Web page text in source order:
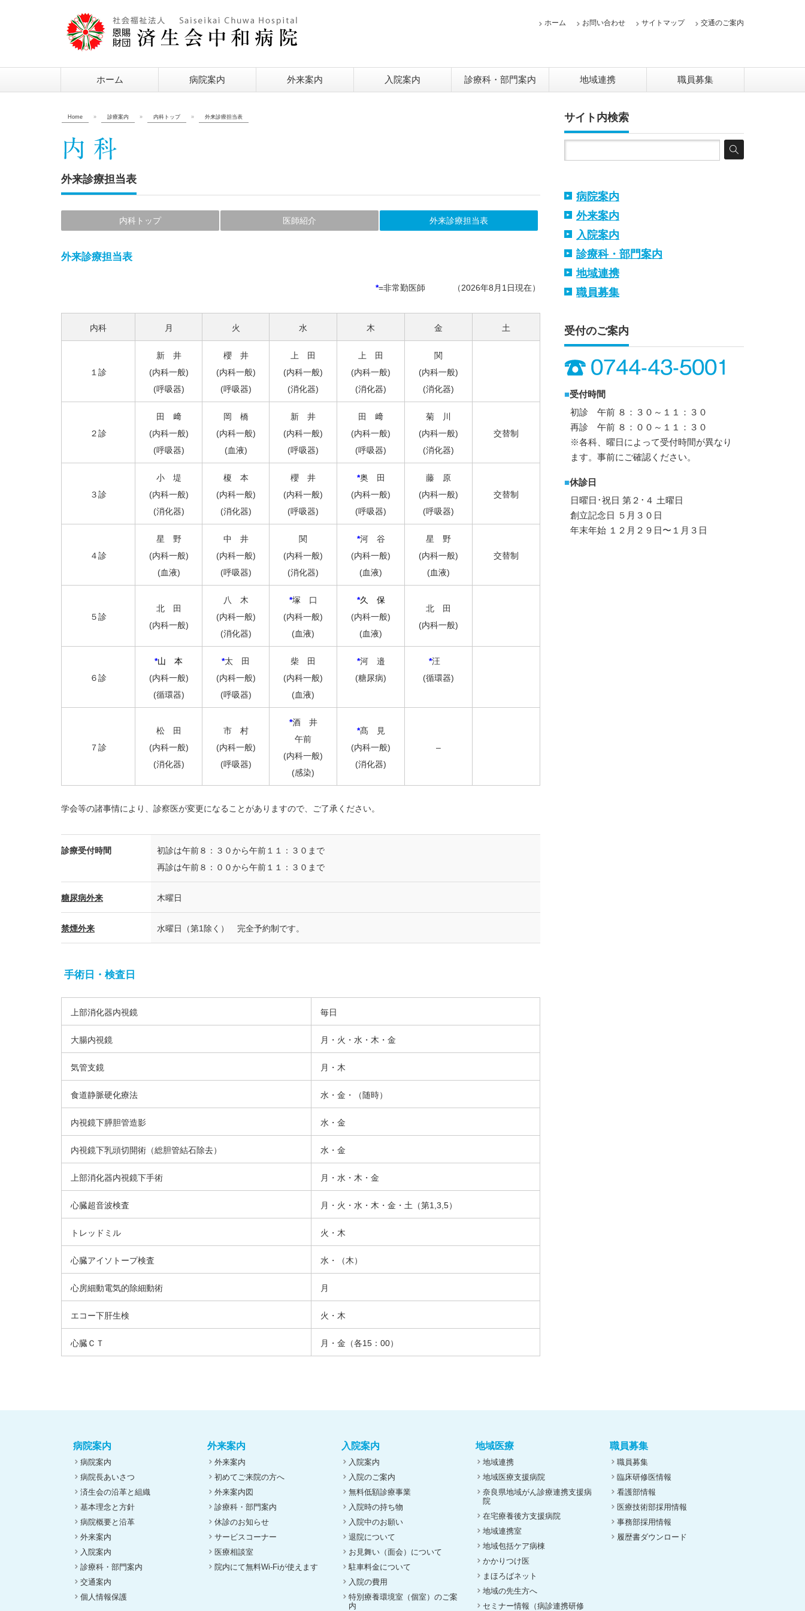
ホーム お問い合わせ サイトマップ 交通のご案内
ホーム 病院案内 外来案内 入院案内 診療科・部門案内 地域連携 職員募集
Home » 診療案内 » 内科トップ » 外来診療担当表
外来診療担当表
内科トップ 医師紹介 外来診療担当表
外来診療担当表
*=非常勤医師 （2026年8月1日現在）
内科 月 火 水 木 金 土
１診
新 井
(内科一般)
(呼吸器)
櫻 井
(内科一般)
(呼吸器)
上 田
(内科一般)
(消化器)
上 田
(内科一般)
(消化器)
関
(内科一般)
(消化器)
２診
田 﨑
(内科一般)
(呼吸器)
岡 橋
(内科一般)
(血液)
新 井
(内科一般)
(呼吸器)
田 﨑
(内科一般)
(呼吸器)
菊 川
(内科一般)
(消化器)
交替制
３診
小 堤
(内科一般)
(消化器)
榎 本
(内科一般)
(消化器)
櫻 井
(内科一般)
(呼吸器)
*奥 田
(内科一般)
(呼吸器)
藤 原
(内科一般)
(呼吸器)
交替制
４診
星 野
(内科一般)
(血液)
中 井
(内科一般)
(呼吸器)
関
(内科一般)
(消化器)
*河 谷
(内科一般)
(血液)
星 野
(内科一般)
(血液)
交替制
５診
北 田
(内科一般)
八 木
(内科一般)
(消化器)
*塚 口
(内科一般)
(血液)
*久 保
(内科一般)
(血液)
北 田
(内科一般)
６診
*山 本
(内科一般)
(循環器)
*太 田
(内科一般)
(呼吸器)
柴 田
(内科一般)
(血液)
*河 邉
(糖尿病)
*汪
(循環器)
７診
松 田
(内科一般)
(消化器)
市 村
(内科一般)
(呼吸器)
*酒 井
午前
(内科一般)
(感染)
*髙 見
(内科一般)
(消化器)
–
学会等の諸事情により、診察医が変更になることがありますので、ご了承ください。
診療受付時間
初診は午前８：３０から午前１１：３０まで
再診は午前８：００から午前１１：３０まで
糖尿病外来 木曜日
禁煙外来 水曜日（第1除く） 完全予約制です。
手術日・検査日
上部消化器内視鏡 毎日
大腸内視鏡 月・火・水・木・金
気管支鏡 月・木
食道静脈硬化療法 水・金・（随時）
内視鏡下膵胆管造影 水・金
内視鏡下乳頭切開術（総胆管結石除去） 水・金
上部消化器内視鏡下手術 月・水・木・金
心臓超音波検査 月・火・水・木・金・土（第1,3,5）
トレッドミル 火・木
心臓アイソトープ検査 水・（木）
心房細動電気的除細動術 月
エコー下肝生検 火・木
心臓ＣＴ 月・金（各15：00）
サイト内検索
病院案内
外来案内
入院案内
診療科・部門案内
地域連携
職員募集
受付のご案内
■受付時間
初診 午前 ８：３０～１１：３０
再診 午前 ８：００～１１：３０
※各科、曜日によって受付時間が異なり
ます。事前にご確認ください。
■休診日
日曜日･祝日 第２･４ 土曜日
創立記念日 ５月３０日
年末年始 １２月２９日〜１月３日
病院案内
病院案内
病院長あいさつ
済生会の沿革と組織
基本理念と方針
病院概要と沿革
外来案内
入院案内
診療科・部門案内
交通案内
個人情報保護
外来案内
外来案内
初めてご来院の方へ
外来案内図
診療科・部門案内
休診のお知らせ
サービスコーナー
医療相談室
院内にて無料Wi-Fiが使えます
入院案内
入院案内
入院のご案内
無料低額診療事業
入院時の持ち物
入院中のお願い
退院について
お見舞い（面会）について
駐車料金について
入院の費用
特別療養環境室（個室）のご案
内
地域医療
地域連携
地域医療支援病院
奈良県地域がん診療連携支援病
院
在宅療養後方支援病院
地域連携室
地域包括ケア病棟
かかりつけ医
まほろばネット
地域の先生方へ
セミナー情報（病診連携研修
職員募集
職員募集
臨床研修医情報
看護部情報
医療技術部採用情報
事務部採用情報
履歴書ダウンロード